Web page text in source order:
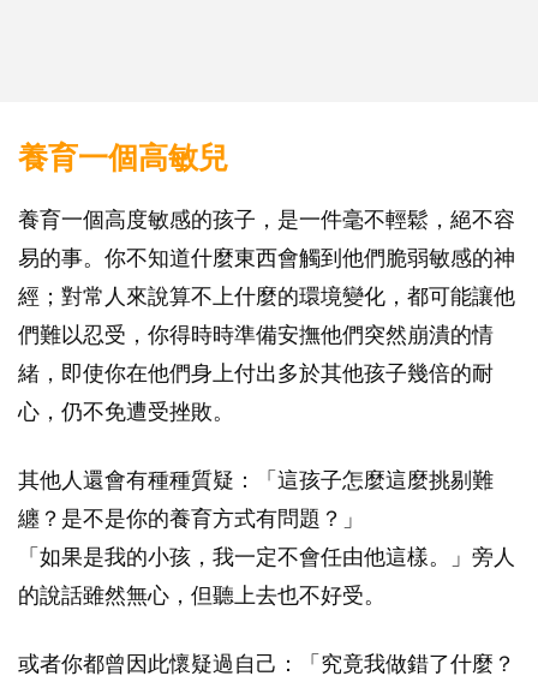
養育一個高敏兒
養育一個高度敏感的孩子，是一件毫不輕鬆，絕不容
易的事。你不知道什麼東西會觸到他們脆弱敏感的神
經；對常人來說算不上什麼的環境變化，都可能讓他
們難以忍受，你得時時準備安撫他們突然崩潰的情
緒，即使你在他們身上付出多於其他孩子幾倍的耐
心，仍不免遭受挫敗。
其他人還會有種種質疑：「這孩子怎麼這麼挑剔難
纏？是不是你的養育方式有問題？」
「如果是我的小孩，我一定不會任由他這樣。」旁人
的說話雖然無心，但聽上去也不好受。
或者你都曾因此懷疑過自己：「究竟我做錯了什麼？